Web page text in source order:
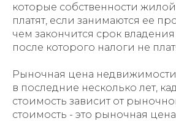
которые собственности
платят, если занимаются ее
чем закончится срок владения
после которого налоги не
Рыночная цена недвижимости
в последние несколько лет,
стоимость зависит от
стоимость - это рыночная цена